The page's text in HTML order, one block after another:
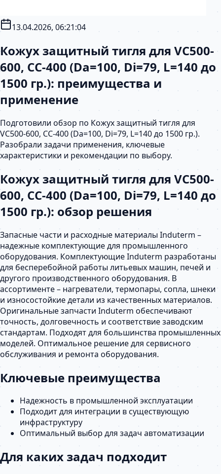
13.04.2026, 06:21:04
Кожух защитный тигля для VС500-
600, СС-400 (Da=100, Di=79, L=140 до
1500 гр.): преимущества и
применение
Подготовили обзор по Кожух защитный тигля для
VС500-600, СС-400 (Da=100, Di=79, L=140 до 1500 гр.).
Разобрали задачи применения, ключевые
характеристики и рекомендации по выбору.
Кожух защитный тигля для VС500-
600, СС-400 (Da=100, Di=79, L=140 до
1500 гр.): обзор решения
Запасные части и расходные материалы Induterm –
надежные комплектующие для промышленного
оборудования. Комплектующие Induterm разработаны
для бесперебойной работы литьевых машин, печей и
другого производственного оборудования. В
ассортименте – нагреватели, термопары, сопла, шнеки
и износостойкие детали из качественных материалов.
Оригинальные запчасти Induterm обеспечивают
точность, долговечность и соответствие заводским
стандартам. Подходят для большинства промышленных
моделей. Оптимальное решение для сервисного
обслуживания и ремонта оборудования.
Ключевые преимущества
Надежность в промышленной эксплуатации
Подходит для интеграции в существующую
инфраструктуру
Оптимальный выбор для задач автоматизации
Для каких задач подходит